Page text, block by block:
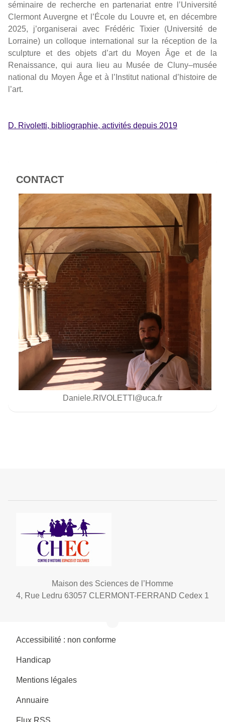
séminaire de recherche en partenariat entre l’Université
Clermont Auvergne et l’École du Louvre et, en décembre
2025, j’organiserai avec Frédéric Tixier (Université de
Lorraine) un colloque international sur la réception de la
sculpture et des objets d’art du Moyen Âge et de la
Renaissance, qui aura lieu au Musée de Cluny–musée
national du Moyen Âge et à l’Institut national d’histoire de
l’art.
D. Rivoletti, bibliographie, activités depuis 2019
CONTACT
Daniele.RIVOLETTI@uca.fr
Maison des Sciences de l’Homme
4, Rue Ledru 63057 CLERMONT-FERRAND Cedex 1
Accessibilité : non conforme
Handicap
Mentions légales
Annuaire
Flux RSS